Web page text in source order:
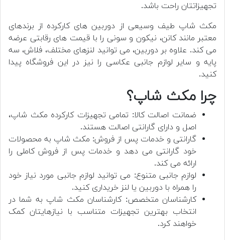
تجهیزاتتان راحت باشد.
مکث شاپ طیف وسیعی از دوربین های کارکرده از برندهای
معتبر مانند کانن، نیکون و سونی را با قیمت های رقابتی عرضه
می کند. علاوه بر دوربین، می توانید لنزهای مختلف، فلاش، سه
پایه و سایر لوازم جانبی عکاسی را نیز در این فروشگاه پیدا
کنید.
چرا مکث شاپ؟
ضمانت اصالت کالا: تمامی تجهیزات کارکرده مکث شاپ،
اصل و دارای گارانتی اصالت هستند.
گارانتی و خدمات پس از فروش: مکث شاپ به محصولات
خود گارانتی می دهد و خدمات پس از فروش کاملی را
ارائه می کند.
لوازم جانبی متنوع: می توانید لوازم جانبی مورد نیاز خود
را همراه با دوربین یا لنز خریداری کنید.
کارشناسان متخصص: کارشناسان مکث شاپ به شما در
انتخاب بهترین تجهیزات متناسب با نیازهایتان کمک
خواهند کرد.